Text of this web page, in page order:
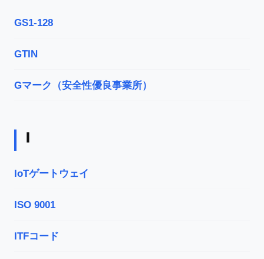
GS1-128
GTIN
Gマーク（安全性優良事業所）
I
IoTゲートウェイ
ISO 9001
ITFコード